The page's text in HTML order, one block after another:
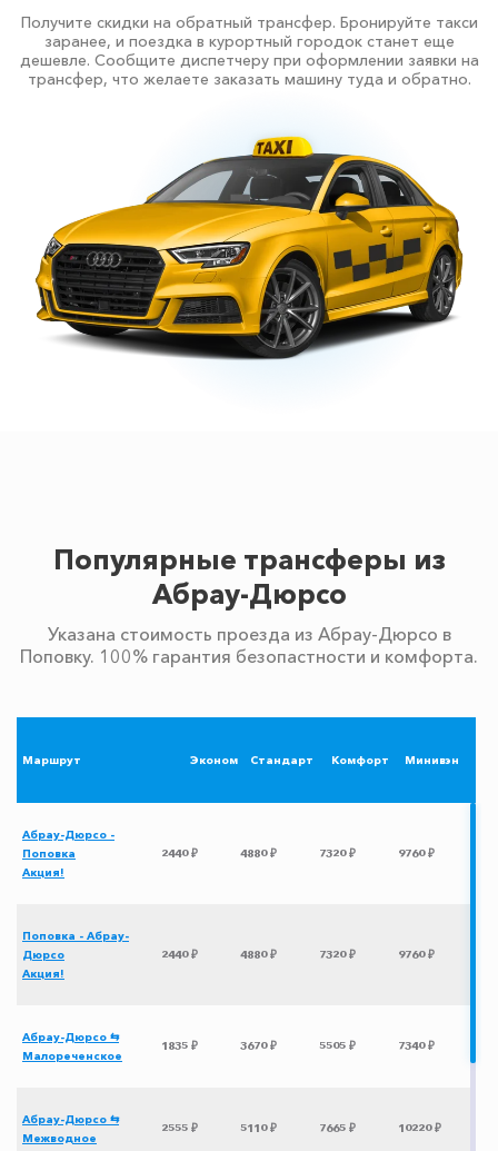
Получите скидки на обратный трансфер. Бронируйте такси
заранее, и поездка в курортный городок станет еще
дешевле. Сообщите диспетчеру при оформлении заявки на
трансфер, что желаете заказать машину туда и обратно.
Популярные трансферы из
Абрау-Дюрсо
Указана стоимость проезда из Абрау-Дюрсо в
Поповку. 100% гарантия безопастности и комфорта.
Маршрут Эконом Стандарт Комфорт Минивэн
Абрау-Дюрсо -
Поповка
Акция!
2440 ₽ 4880 ₽ 7320 ₽ 9760 ₽
Поповка - Абрау-
Дюрсо
Акция!
2440 ₽ 4880 ₽ 7320 ₽ 9760 ₽
Абрау-Дюрсо ⇆
Малореченское
1835 ₽ 3670 ₽ 5505 ₽ 7340 ₽
Абрау-Дюрсо ⇆
Межводное
2555 ₽ 5110 ₽ 7665 ₽ 10220 ₽